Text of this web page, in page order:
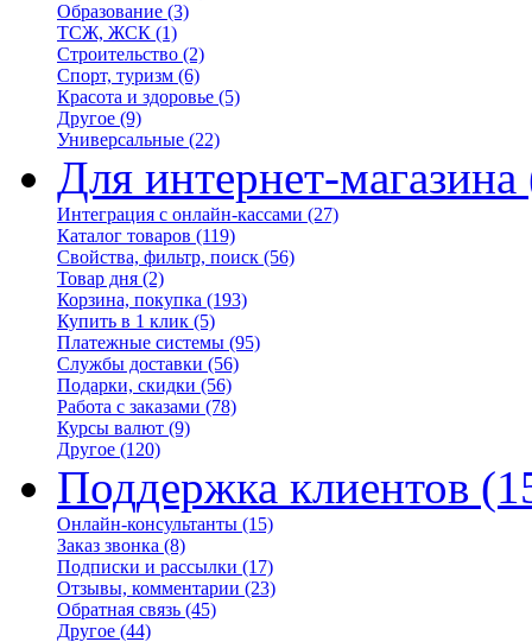
Образование (3)
ТСЖ, ЖСК (1)
Строительство (2)
Спорт, туризм (6)
Красота и здоровье (5)
Другое (9)
Универсальные (22)
Для интернет-магазина
Интеграция с онлайн-кассами (27)
Каталог товаров (119)
Свойства, фильтр, поиск (56)
Товар дня (2)
Корзина, покупка (193)
Купить в 1 клик (5)
Платежные системы (95)
Службы доставки (56)
Подарки, скидки (56)
Работа с заказами (78)
Курсы валют (9)
Другое (120)
Поддержка клиентов
Онлайн-консультанты (15)
Заказ звонка (8)
Подписки и рассылки (17)
Отзывы, комментарии (23)
Обратная связь (45)
Другое (44)